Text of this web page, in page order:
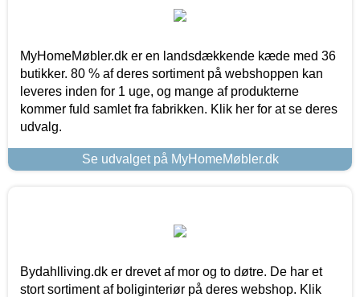
MyHomeMøbler.dk er en landsdækkende kæde med 36
butikker. 80 % af deres sortiment på webshoppen kan
leveres inden for 1 uge, og mange af produkterne
kommer fuld samlet fra fabrikken. Klik her for at se deres
udvalg.
Se udvalget på MyHomeMøbler.dk
Bydahlliving.dk er drevet af mor og to døtre. De har et
stort sortiment af boliginteriør på deres webshop. Klik